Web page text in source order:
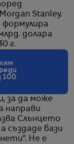
Stanley.
долара
г.
100
за да може
направи
Слънцето
създаде бази
Не е